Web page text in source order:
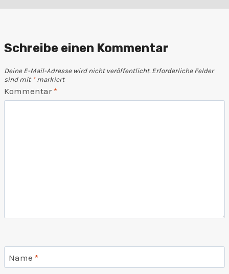
Schreibe einen Kommentar
Deine E-Mail-Adresse wird nicht veröffentlicht. Erforderliche Felder
sind mit *markiert
Kommentar*
Name *